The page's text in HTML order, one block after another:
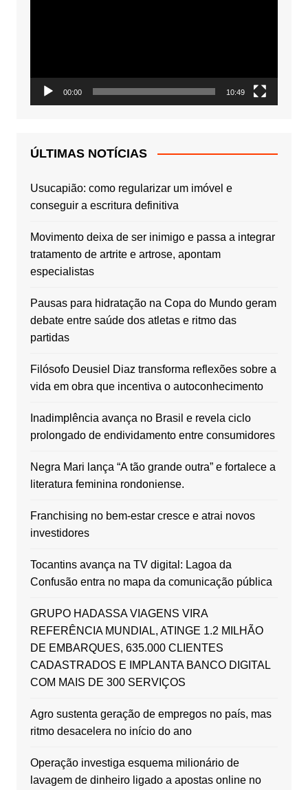
00:00 10:49
ÚLTIMAS NOTÍCIAS
Usucapião: como regularizar um imóvel e
conseguir a escritura definitiva
Movimento deixa de ser inimigo e passa a integrar
tratamento de artrite e artrose, apontam
especialistas
Pausas para hidratação na Copa do Mundo geram
debate entre saúde dos atletas e ritmo das
partidas
Filósofo Deusiel Diaz transforma reflexões sobre a
vida em obra que incentiva o autoconhecimento
Inadimplência avança no Brasil e revela ciclo
prolongado de endividamento entre consumidores
Negra Mari lança “A tão grande outra” e fortalece a
literatura feminina rondoniense.
Franchising no bem-estar cresce e atrai novos
investidores
Tocantins avança na TV digital: Lagoa da
Confusão entra no mapa da comunicação pública
GRUPO HADASSA VIAGENS VIRA
REFERÊNCIA MUNDIAL, ATINGE 1.2 MILHÃO
DE EMBARQUES, 635.000 CLIENTES
CADASTRADOS E IMPLANTA BANCO DIGITAL
COM MAIS DE 300 SERVIÇOS
Agro sustenta geração de empregos no país, mas
ritmo desacelera no início do ano
Operação investiga esquema milionário de
lavagem de dinheiro ligado a apostas online no